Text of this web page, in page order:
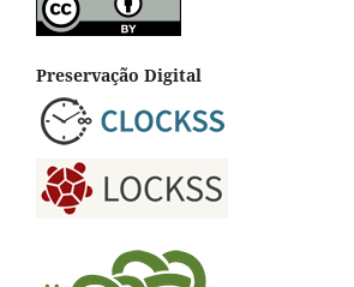
Preservação Digital